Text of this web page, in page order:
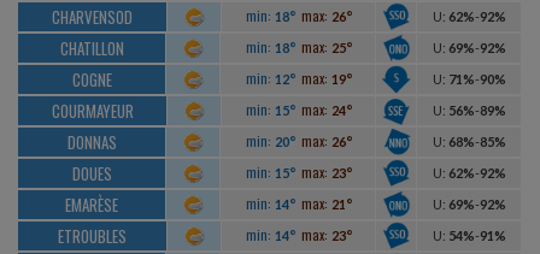
CHARVENSOD min: 18° max: 26° U: 62%-92%
CHATILLON min: 18° max: 25° U: 69%-92%
COGNE min: 12° max: 19° U: 71%-90%
COURMAYEUR min: 15° max: 24° U: 56%-89%
DONNAS min: 20° max: 26° U: 68%-85%
DOUES min: 15° max: 23° U: 62%-92%
EMARÈSE min: 14° max: 21° U: 69%-92%
ETROUBLES min: 14° max: 23° U: 54%-91%